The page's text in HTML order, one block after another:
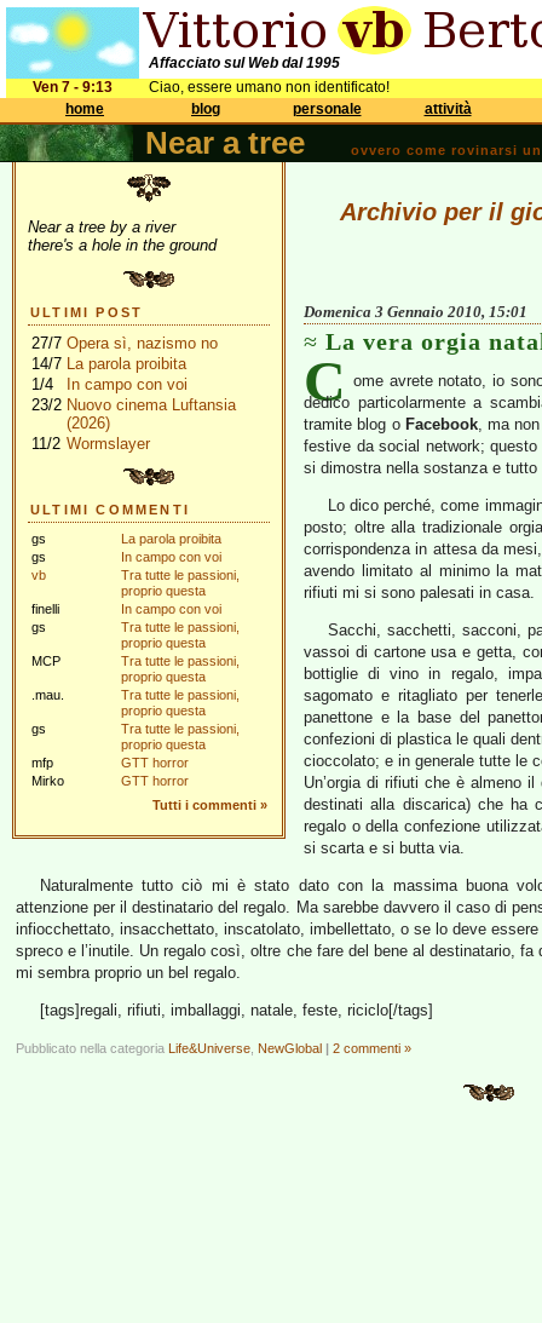
Affacciato sul Web dal 1995
Ven 7 - 9:13
Ciao, essere umano non identificato!
home
blog personale attività
Near a tree ovvero come rovinarsi
Near a tree by a river
there's a hole in the ground
ULTIMI POST
27/7 Opera sì, nazismo no
14/7 La parola proibita
1/4
In campo con voi
23/2 Nuovo cinema Luftansia
(2026)
11/2 Wormslayer
ULTIMI COMMENTI
gs
La parola proibita
gs
In campo con voi
vb
Tra tutte le passioni,
proprio questa
finelli
In campo con voi
gs
Tra tutte le passioni,
proprio questa
MCP
Tra tutte le passioni,
proprio questa
.mau.
Tra tutte le passioni,
proprio questa
gs
Tra tutte le passioni,
proprio questa
mfp
GTT horror
Mirko
GTT horror
Tutti i commenti »
Archivio per il
Domenica 3 Gennaio 2010, 15:01
La vera orgia
C
ome avrete notato, io
dedico particolarmente a
tramite blog o Facebook, ma
festive da social network;
si dimostra nella sostanza e
Lo dico perché, come
posto; oltre alla tradizionale
corrispondenza in attesa da
avendo limitato al minimo la
rifiuti mi si sono palesati in casa.
Sacchi, sacchetti, sacconi,
vassoi di cartone usa e getta,
bottiglie di vino in regalo,
sagomato e ritagliato per
panettone e la base del
confezioni di plastica le quali
cioccolato; e in generale tutte le
Un’orgia di rifiuti che è almeno
destinati alla discarica) che ha
regalo o della confezione
si scarta e si butta via.
Naturalmente tutto ciò mi è stato dato con la massima buona
attenzione per il destinatario del regalo. Ma sarebbe davvero il caso di
infiocchettato, insacchettato, inscatolato, imbellettato, o se lo deve
spreco e l’inutile. Un regalo così, oltre che fare del bene al destinatario,
mi sembra proprio un bel regalo.
[tags]regali, rifiuti, imballaggi, natale, feste, riciclo[/tags]
Pubblicato nella categoria Life&Universe NewGlobal | 2 commenti »